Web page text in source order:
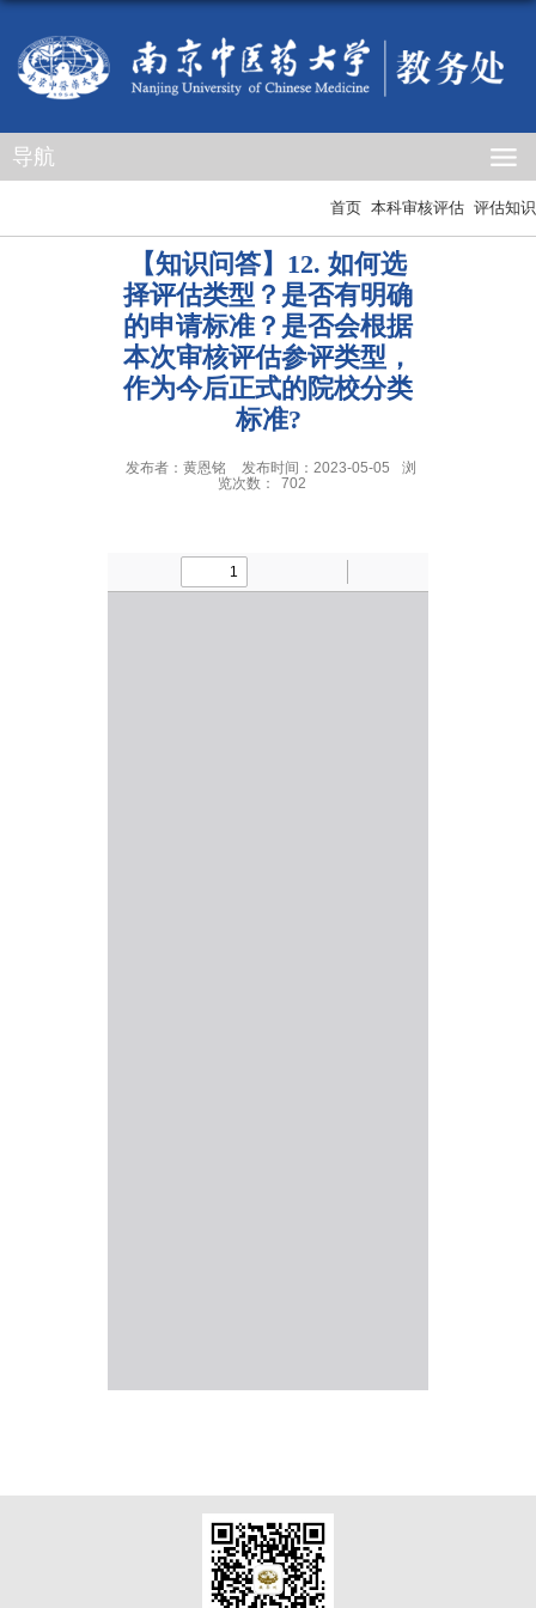
导航
首页 本科审核评估 评估知识
【知识问答】12. 如何选
择评估类型？是否有明确
的申请标准？是否会根据
本次审核评估参评类型，
作为今后正式的院校分类
标准?
发布者：黄恩铭 发布时间：2023-05-05
浏
览次数：
702